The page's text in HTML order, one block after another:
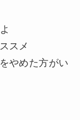
スメ
やめた方がい